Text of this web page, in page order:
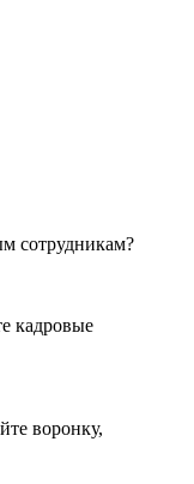
сотрудникам?
кадровые
воронку,